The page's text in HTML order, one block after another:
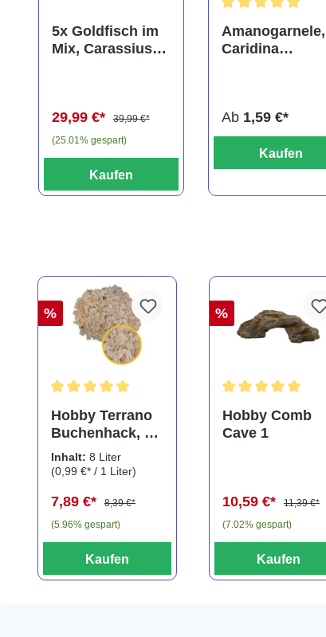
5x Goldfisch im
Mix, Carassius
29,99 €*
39,99 €*
(25.01% gespart)
Kaufen
Amanogarnele,
Caridina
Ab 1,59 €*
Kaufen
%
Hobby Terrano
Buchenhack, 8
Liter
Inhalt: 8 Liter
(0,99 €* / 1 Liter)
7,89 €*
8,39 €*
(5.96% gespart)
Kaufen
%
Hobby Comb
Cave 1
10,59 €*
11,39 €*
(7.02% gespart)
Kaufen